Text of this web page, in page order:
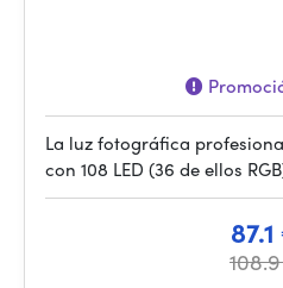
La luz fotográfica
con 108 LED (36 de ellos